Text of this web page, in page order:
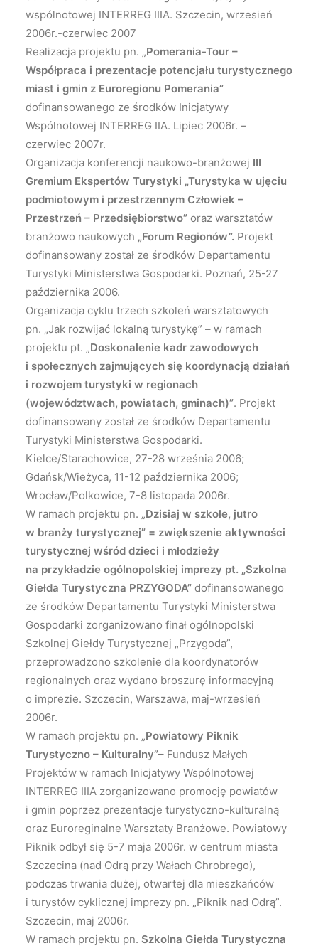
wspólnotowej INTERREG IIIA. Szczecin, wrzesień
2006r.-czerwiec 2007
Realizacja projektu pn. „Pomerania-Tour –
Współpraca i prezentacje potencjału turystycznego
miast i gmin z Euroregionu Pomerania”
dofinansowanego ze środków Inicjatywy
Wspólnotowej INTERREG IIA. Lipiec 2006r. –
czerwiec 2007r.
Organizacja konferencji naukowo-branżowej III
Gremium Ekspertów Turystyki „Turystyka w ujęciu
podmiotowym i przestrzennym Człowiek –
Przestrzeń – Przedsiębiorstwo” oraz warsztatów
branżowo naukowych „Forum Regionów”. Projekt
dofinansowany został ze środków Departamentu
Turystyki Ministerstwa Gospodarki. Poznań, 25-27
października 2006.
Organizacja cyklu trzech szkoleń warsztatowych
pn. „Jak rozwijać lokalną turystykę” – w ramach
projektu pt. „Doskonalenie kadr zawodowych
i społecznych zajmujących się koordynacją działań
i rozwojem turystyki w regionach
(województwach, powiatach, gminach)”. Projekt
dofinansowany został ze środków Departamentu
Turystyki Ministerstwa Gospodarki.
Kielce/Starachowice, 27-28 września 2006;
Gdańsk/Wieżyca, 11-12 października 2006;
Wrocław/Polkowice, 7-8 listopada 2006r.
W ramach projektu pn. „Dzisiaj w szkole, jutro
w branży turystycznej” = zwiększenie aktywności
turystycznej wśród dzieci i młodzieży
na przykładzie ogólnopolskiej imprezy pt. „Szkolna
Giełda Turystyczna PRZYGODA” dofinansowanego
ze środków Departamentu Turystyki Ministerstwa
Gospodarki zorganizowano finał ogólnopolski
Szkolnej Giełdy Turystycznej „Przygoda”,
przeprowadzono szkolenie dla koordynatorów
regionalnych oraz wydano broszurę informacyjną
o imprezie. Szczecin, Warszawa, maj-wrzesień
2006r.
W ramach projektu pn. „Powiatowy Piknik
Turystyczno – Kulturalny”– Fundusz Małych
Projektów w ramach Inicjatywy Wspólnotowej
INTERREG IIIA zorganizowano promocję powiatów
i gmin poprzez prezentacje turystyczno-kulturalną
oraz Euroreginalne Warsztaty Branżowe. Powiatowy
Piknik odbył się 5-7 maja 2006r. w centrum miasta
Szczecina (nad Odrą przy Wałach Chrobrego),
podczas trwania dużej, otwartej dla mieszkańców
i turystów cyklicznej imprezy pn. „Piknik nad Odrą”.
Szczecin, maj 2006r.
W ramach projektu pn. Szkolna Giełda Turystyczna